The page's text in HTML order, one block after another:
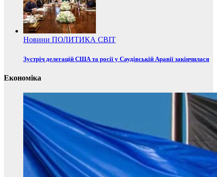
Новини ПОЛИТИКА СВІТ
Зустріч делегацій США та росії у Саудівській Аравії закінчилася
Економіка